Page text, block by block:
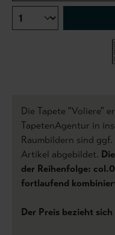
Die Tapete "Voliere"
TapetenAgentur in
Raumbildern sind
Artikel abgebildet.
der Reihenfolge:
fortlaufend
Der Preis bezieht